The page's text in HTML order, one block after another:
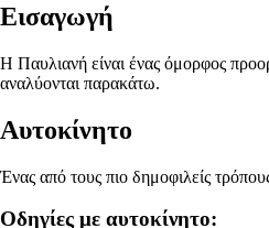
Εισαγωγή
Η Παυλιανή είναι ένας όμορφος
αναλύονται παρακάτω.
Αυτοκίνητο
Ένας από τους πιο δημοφιλείς
Οδηγίες με αυτοκίνητο: